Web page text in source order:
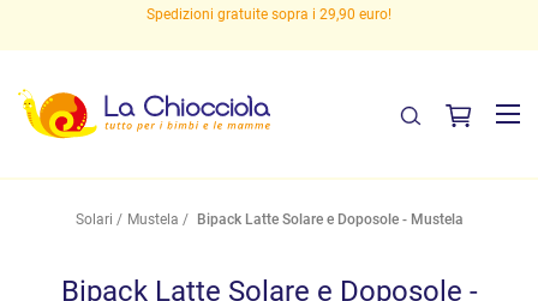
Spedizioni gratuite sopra i 29,90 euro!
Solari Mustela Bipack Latte Solare e Doposole - Mustela
Bipack Latte Solare e Doposole -